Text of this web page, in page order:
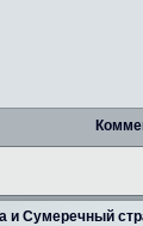
и Сумеречный